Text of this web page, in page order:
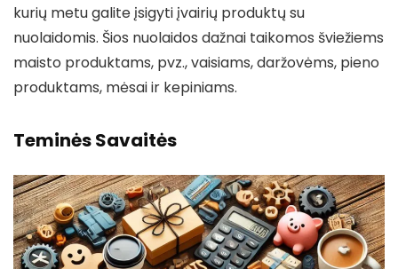
kurių metu galite įsigyti įvairių produktų su
nuolaidomis. Šios nuolaidos dažnai taikomos šviežiems
maisto produktams, pvz., vaisiams, daržovėms, pieno
produktams, mėsai ir kepiniams.
Teminės Savaitės